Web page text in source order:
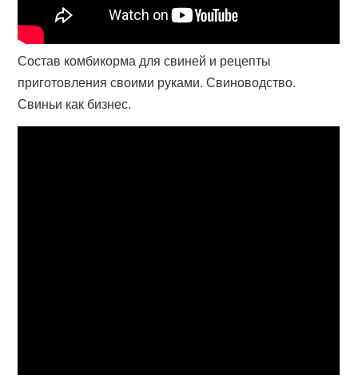
Состав комбикорма для свиней и рецепты
приготовления своими руками. Свиноводство.
Свиньи как бизнес.